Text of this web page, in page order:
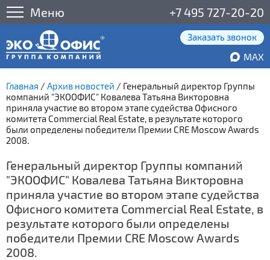
Меню +7 495 727-20-20
Заказать звонок
MAX
Главная /Архив новостей / Генеральный директор Группы
компаний "ЭКООФИС" Ковалева Татьяна Викторовна
приняла участие во втором этапе судейства Офисного
комитета Commercial Real Estate, в результате которого
были определены победители Премии CRE Moscow Awards
2008.
Генеральный директор Группы компаний
"ЭКООФИС" Ковалева Татьяна Викторовна
приняла участие во втором этапе судейства
Офисного комитета Commercial Real Estate, в
результате которого были определены
победители Премии CRE Moscow Awards
2008.